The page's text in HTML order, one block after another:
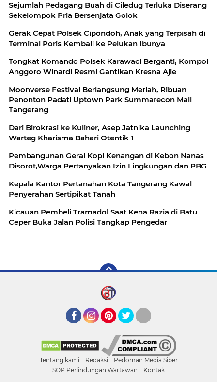
Sejumlah Pedagang Buah di Ciledug Terluka Diserang
Sekelompok Pria Bersenjata Golok
Gerak Cepat Polsek Cipondoh, Anak yang Terpisah di
Terminal Poris Kembali ke Pelukan Ibunya
Tongkat Komando Polsek Karawaci Berganti, Kompol
Anggoro Winardi Resmi Gantikan Kresna Ajie
Moonverse Festival Berlangsung Meriah, Ribuan
Penonton Padati Uptown Park Summarecon Mall
Tangerang
Dari Birokrasi ke Kuliner, Asep Jatnika Launching
Warteg Kharisma Bahari Otentik 1
Pembangunan Gerai Kopi Kenangan di Kebon Nanas
Disorot,Warga Pertanyakan Izin Lingkungan dan PBG
Kepala Kantor Pertanahan Kota Tangerang Kawal
Penyerahan Sertipikat Tanah
Kicauan Pembeli Tramadol Saat Kena Razia di Batu
Ceper Buka Jalan Polisi Tangkap Pengedar
Tentang kami Redaksi
Pedoman Media Siber
SOP Perlindungan Wartawan
Kontak